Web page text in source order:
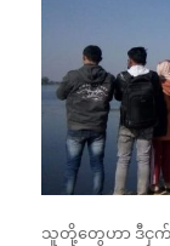
သူတို့တွေဟာ ဒီငှ